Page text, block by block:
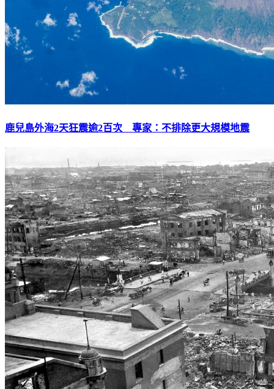
鹿兒島外海2天狂震逾2百次 專家：不排除更大規模地震